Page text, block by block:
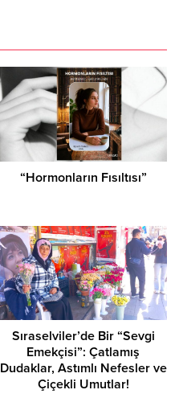
“Hormonların Fısıltısı”
Sıraselviler’de Bir “Sevgi
Emekçisi”: Çatlamış
Dudaklar, Astımlı Nefesler ve
Çiçekli Umutlar!